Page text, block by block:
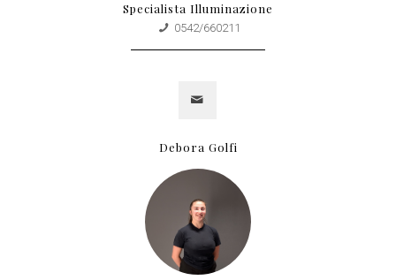
Specialista Illuminazione
0542/660211
Debora Golfi